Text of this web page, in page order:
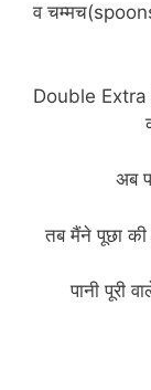
व
Double Extra
अब
तब मैंने पूछा की
पानी पूरी